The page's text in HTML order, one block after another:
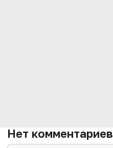
Нет комментариев